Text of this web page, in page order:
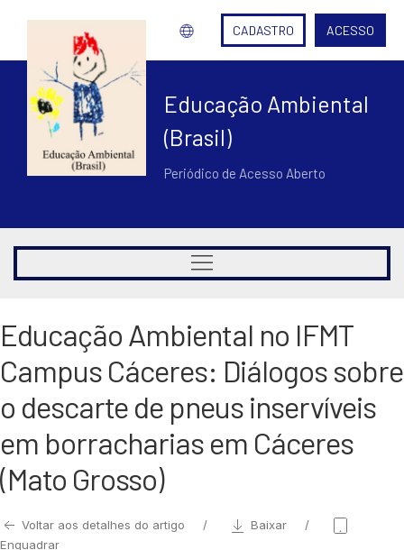
CADASTRO ACESSO
Educação Ambiental
(Brasil)
Periódico de Acesso Aberto
Educação Ambiental no IFMT
Campus Cáceres: Diálogos sobre
o descarte de pneus inservíveis
em borracharias em Cáceres
(Mato Grosso)
Voltar aos detalhes do artigo
Baixar
Enquadrar